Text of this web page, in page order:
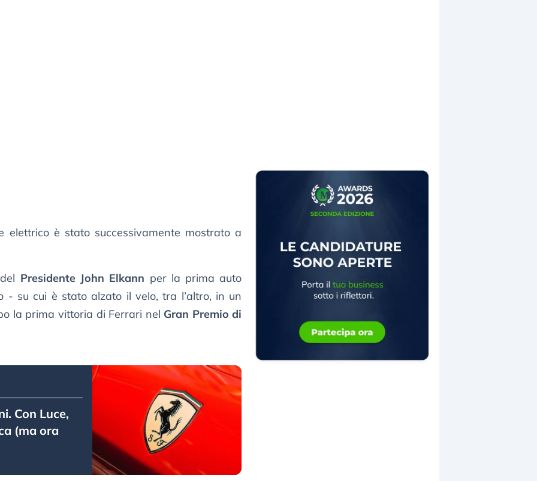
elettrico è stato successivamente mostrato a
Presidente John Elkann per la prima auto
- su cui è stato alzato il velo, tra l’altro, in un
la prima vittoria di Ferrari nel Gran Premio di
Con Luce,
(ma ora